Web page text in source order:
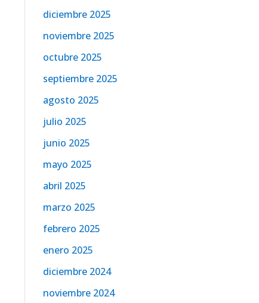
diciembre 2025
noviembre 2025
octubre 2025
septiembre 2025
agosto 2025
julio 2025
junio 2025
mayo 2025
abril 2025
marzo 2025
febrero 2025
enero 2025
diciembre 2024
noviembre 2024